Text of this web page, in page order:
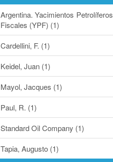
Argentina. Yacimientos Petrolíferos
Fiscales (YPF) (1)
Cardellini, F. (1)
Keidel, Juan (1)
Mayol, Jacques (1)
Paul, R. (1)
Standard Oil Company (1)
Tapia, Augusto (1)